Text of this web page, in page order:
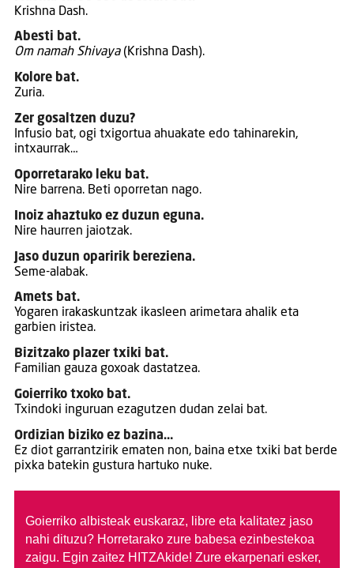
Krishna Dash.
Abesti bat.
Om namah Shivaya(Krishna Dash).
Kolore bat.
Zuria.
Zer gosaltzen duzu?
Infusio bat, ogi txigortua ahuakate edo tahinarekin,
intxaurrak…
Oporretarako leku bat.
Nire barrena. Beti oporretan nago.
Inoiz ahaztuko ez duzun eguna.
Nire haurren jaiotzak.
Jaso duzun oparirik bereziena.
Seme-alabak.
Amets bat.
Yogaren irakaskuntzak ikasleen arimetara ahalik eta
garbien iristea.
Bizitzako plazer txiki bat.
Familian gauza goxoak dastatzea.
Goierriko txoko bat.
Txindoki inguruan ezagutzen dudan zelai bat.
Ordizian biziko ez bazina…
Ez diot garrantzirik ematen non, baina etxe txiki bat berde
pixka batekin gustura hartuko nuke.
Goierriko albisteak euskaraz, libre eta kalitatez jaso
nahi dituzu? Horretarako zure babesa ezinbestekoa
zaigu. Egin zaitez HITZAkide! Zure ekarpenari esker,